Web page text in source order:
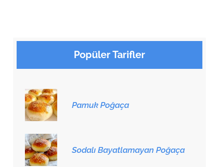
Popüler Tarifler
Pamuk Poğaça
Sodalı Bayatlamayan Poğaça